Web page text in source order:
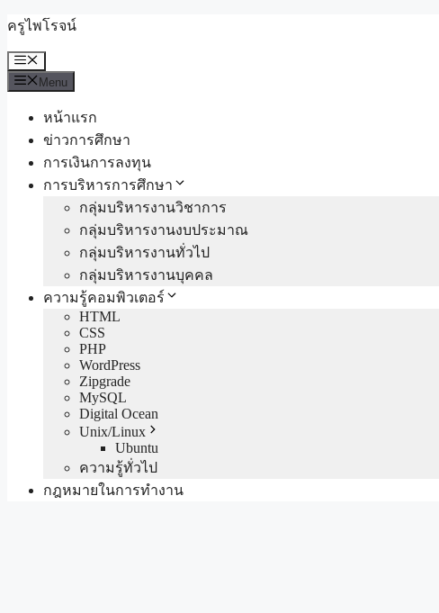
Skip
content
ครูไพโรจน์
Menu
Menu
หน้าแรก
ข่าวการศึกษา
การเงินการลงทุน
การบริหารการศึกษา
กลุ่มบริหารงานวิชาการ
กลุ่มบริหารงานงบประมาณ
กลุ่มบริหารงานทั่วไป
กลุ่มบริหารงานบุคคล
ความรู้คอมพิวเตอร์
HTML
CSS
PHP
WordPress
Zipgrade
MySQL
Digital Ocean
Unix/Linux
Ubuntu
ความรู้ทั่วไป
กฎหมายในการทำงาน